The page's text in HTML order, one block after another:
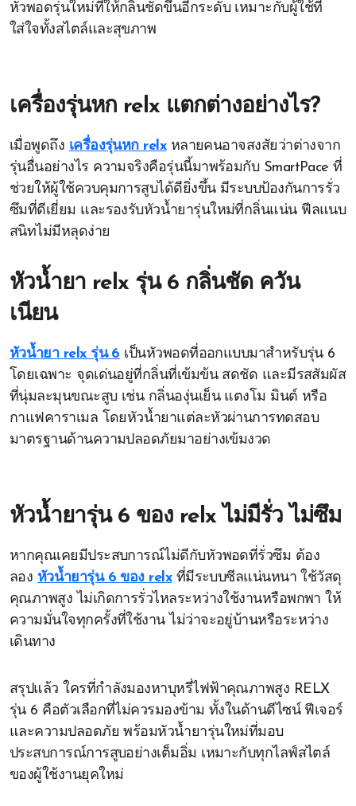
หัวพอดรุ่นใหม่ที่ให้กลิ่นชัดขึ้นอีกระดับ เหมาะกับผู้ใช้ที่
ใส่ใจทั้งสไตล์และสุขภาพ
เครื่องรุ่นหก relx แตกต่างอย่างไร?
เมื่อพูดถึง เครื่องรุ่นหก relxหลายคนอาจสงสัยว่าต่างจาก
รุ่นอื่นอย่างไร ความจริงคือรุ่นนี้มาพร้อมกับ SmartPace ที่
ช่วยให้ผู้ใช้ควบคุมการสูบได้ดียิ่งขึ้น มีระบบป้องกันการรั่ว
ซึมที่ดีเยี่ยม และรองรับหัวน้ำยารุ่นใหม่ที่กลิ่นแน่น ฟีลแนบ
สนิทไม่มีหลุดง่าย
หัวน้ำยา relx รุ่น 6 กลิ่นชัด ควัน
เนียน
หัวน้ำยา relx รุ่น 6 เป็นหัวพอดที่ออกแบบมาสำหรับรุ่น 6
โดยเฉพาะ จุดเด่นอยู่ที่กลิ่นที่เข้มข้น สดชัด และมีรสสัมผัส
ที่นุ่มละมุนขณะสูบ เช่น กลิ่นองุ่นเย็น แตงโม มินต์ หรือ
กาแฟคาราเมล โดยหัวน้ำยาแต่ละหัวผ่านการทดสอบ
มาตรฐานด้านความปลอดภัยมาอย่างเข้มงวด
หัวน้ำยารุ่น 6 ของ relx ไม่มีรั่ว ไม่ซึม
หากคุณเคยมีประสบการณ์ไม่ดีกับหัวพอดที่รั่วซึม ต้อง
ลอง หัวน้ำยารุ่น 6 ของ relxที่มีระบบซีลแน่นหนา ใช้วัสดุ
คุณภาพสูง ไม่เกิดการรั่วไหลระหว่างใช้งานหรือพกพา ให้
ความมั่นใจทุกครั้งที่ใช้งาน ไม่ว่าจะอยู่บ้านหรือระหว่าง
เดินทาง
สรุปแล้ว ใครที่กำลังมองหาบุหรี่ไฟฟ้าคุณภาพสูง RELX
รุ่น 6 คือตัวเลือกที่ไม่ควรมองข้าม ทั้งในด้านดีไซน์ ฟีเจอร์
และความปลอดภัย พร้อมหัวน้ำยารุ่นใหม่ที่มอบ
ประสบการณ์การสูบอย่างเต็มอิ่ม เหมาะกับทุกไลฟ์สไตล์
ของผู้ใช้งานยุคใหม่